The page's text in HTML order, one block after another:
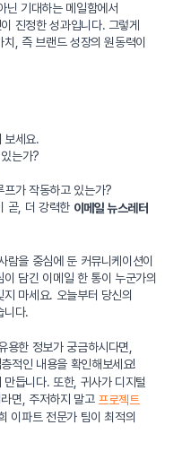
닌 기대하는 메일함에서
진정한 성과입니다. 그렇게
, 즉 브랜드 성장의 원동력이
보세요.
는가?
프가 작동하고 있는가?
곧, 더 강력한 이메일 뉴스레터
을 중심에 둔 커뮤니케이션이
담긴 이메일 한 통이 누군가의
마세요. 오늘부터 당신의
니다.
한 정보가 궁금하시다면,
적인 내용을 확인해보세요!
듭니다. 또한, 귀사가 디지털
면, 주저하지 말고 프로젝트
이파트 전문가 팀이 최적의